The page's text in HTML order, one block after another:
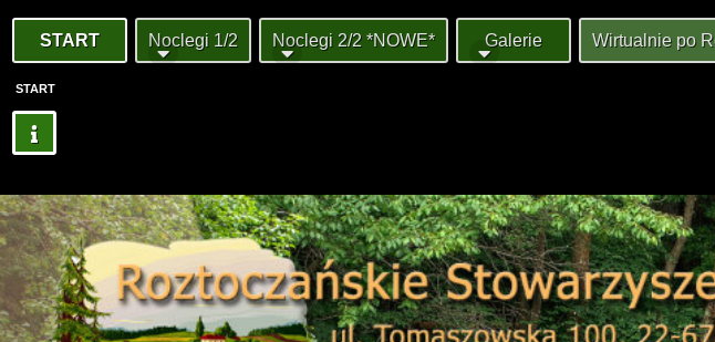
START Noclegi 1/2 Noclegi 2/2 *NOWE* Galerie Wirtualnie po
START